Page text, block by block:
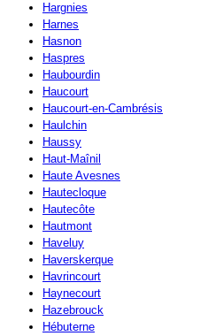
Hargnies
Harnes
Hasnon
Haspres
Haubourdin
Haucourt
Haucourt-en-Cambrésis
Haulchin
Haussy
Haut-Maînil
Haute Avesnes
Hautecloque
Hautecôte
Hautmont
Haveluy
Haverskerque
Havrincourt
Haynecourt
Hazebrouck
Hébuterne